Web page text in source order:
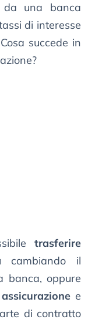
una banca
di interesse
succede in
trasferire
cambiando il
banca, oppure
e
di contratto